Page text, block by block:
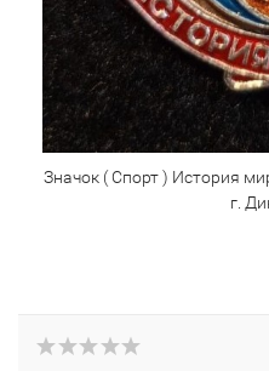
Значок ( Спорт ) История
г.